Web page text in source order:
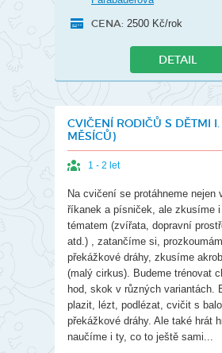
CENA: 2500 Kč/rok
DETAIL
CVIČENÍ RODIČŮ S DĚTMI I.
MĚSÍCŮ)
1 - 2 let
Na cvičení se protáhneme nejen
říkanek a písniček, ale zkusíme
tématem (zvířata, dopravní
atd.) , zatančíme si,
překážkové dráhy, zkusíme
(malý cirkus). Budeme trénovat
hod, skok v různých variantách.
plazit, lézt, podlézat, cvičit s
překážkové dráhy. Ale také hrát
naučíme i ty, co to ještě sami...